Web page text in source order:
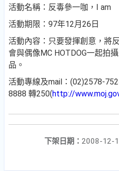
活動名稱：反毒參一咖，I
活動期限：97年12月26日
活動內容：只要發揮創意，將
會與偶像MC HOTDOG一起拍
品。
活動專線及mail：
8888 轉250(http://
下架日期： 2008-12-